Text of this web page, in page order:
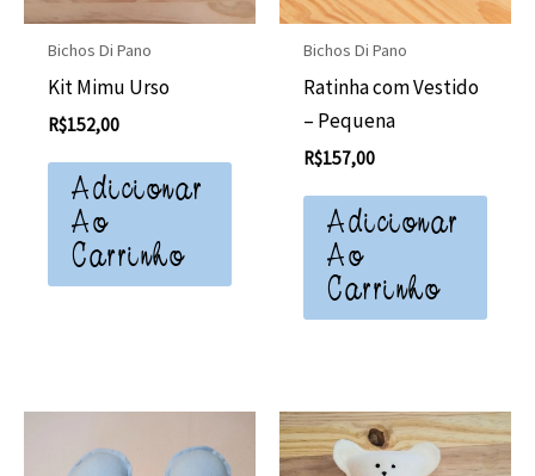
Bichos Di Pano
Kit Mimu Urso
R$152,00
Adicionar
Ao
Carrinho
Bichos Di Pano
Ratinha com Vestido
– Pequena
R$157,00
Adicionar
Ao
Carrinho